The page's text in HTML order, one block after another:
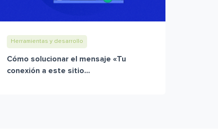
Herramientas y desarrollo
Cómo solucionar el mensaje «Tu
conexión a este sitio...